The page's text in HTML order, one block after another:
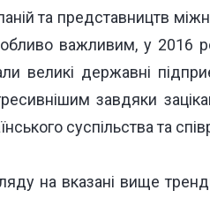
та представництв
важливим, у 2016
великі державні
завдяки
суспільства та
на вказані вище